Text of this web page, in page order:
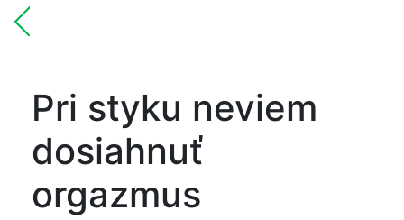
Pri styku neviem
dosiahnuť
orgazmus